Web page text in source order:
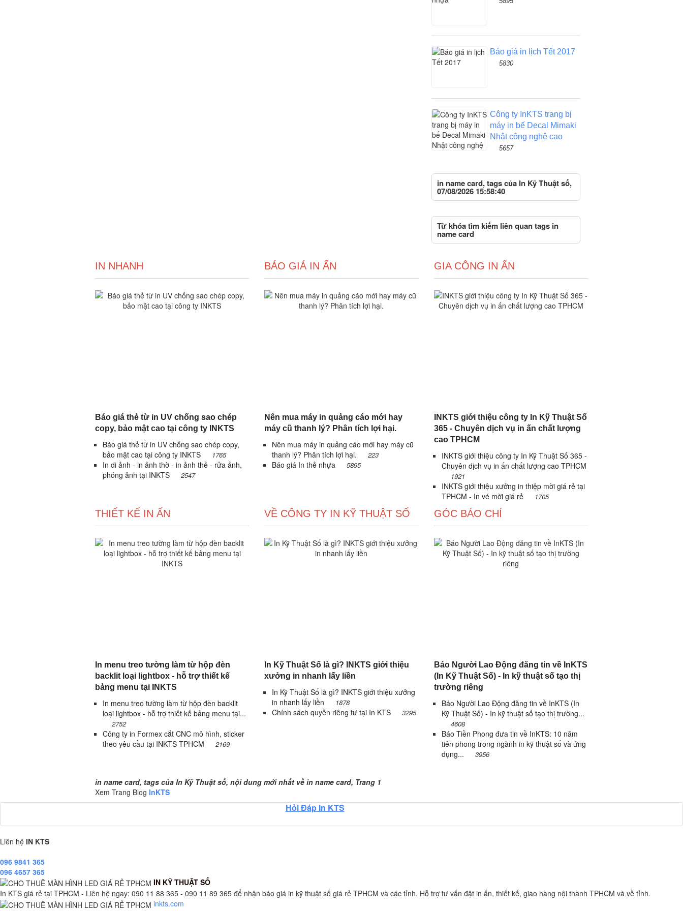
Báo giá in lịch Tết 2017
5830
Công ty InKTS trang bị
máy in bế Decal Mimaki
Nhật công nghệ cao
5657
in name card, tags của In Kỹ Thuật số,
07/08/2026 15:58:40
Từ khóa tìm kiếm liên quan tags in
name card
IN NHANH
Báo giá thẻ từ in UV chống sao chép
copy, bảo mật cao tại công ty INKTS
Báo giá thẻ từ in UV chống sao chép copy,
bảo mật cao tại công ty INKTS
1765
In di ảnh - in ảnh thờ - in ảnh thẻ - rửa ảnh,
phóng ảnh tại INKTS
2547
BÁO GIÁ IN ẤN
Nên mua máy in quảng cáo mới hay
máy cũ thanh lý? Phân tích lợi hại.
Nên mua máy in quảng cáo mới hay máy cũ
thanh lý? Phân tích lợi hại.
223
Báo giá In thẻ nhựa 5895
GIA CÔNG IN ẤN
INKTS giới thiệu công ty In Kỹ Thuật Số
365 - Chuyên dịch vụ in ấn chất lượng
cao TPHCM
INKTS giới thiệu công ty In Kỹ Thuật Số 365 -
Chuyên dịch vụ in ấn chất lượng cao TPHCM
1921
INKTS giới thiệu xưởng in thiệp mời giá rẻ tại
TPHCM - In vé mời giá rẻ
1705
THIẾT KẾ IN ẤN
In menu treo tường làm từ hộp đèn
backlit loại lightbox - hỗ trợ thiết kế
bảng menu tại INKTS
In menu treo tường làm từ hộp đèn backlit
loại lightbox - hỗ trợ thiết kế bảng menu tại...
2752
Công ty in Formex cắt CNC mô hình, sticker
theo yêu cầu tại INKTS TPHCM
2169
VỀ CÔNG TY IN KỸ THUẬT SỐ
In Kỹ Thuật Số là gì? INKTS giới thiệu
xưởng in nhanh lấy liền
In Kỹ Thuật Số là gì? INKTS giới thiệu xưởng
in nhanh lấy liền
1878
Chính sách quyền riêng tư tại In KTS 3295
GÓC BÁO CHÍ
Báo Người Lao Động đăng tin về InKTS
(In Kỹ Thuật Số) - In kỹ thuật số tạo thị
trường riêng
Báo Người Lao Động đăng tin về InKTS (In
Kỹ Thuật Số) - In kỹ thuật số tạo thị trường...
4608
Báo Tiền Phong đưa tin về InKTS: 10 năm
tiên phong trong ngành in kỹ thuật số và ứng
dụng...
3956
in name card, tags của In Kỹ Thuật số, nội dung mới nhất về in name card, Trang 1
Xem Trang Blog InKTS
Hỏi Đáp In KTS
Liên hệ IN KTS
096 9841 365
096 4657 365
IN KỸ THUẬT SỐ
In KTS giá rẻ tại TPHCM - Liên hệ ngay: 090 11 88 365 - 090 11 89 365 để nhận báo giá in kỹ thuật số giá rẻ TPHCM và các tỉnh. Hỗ trợ tư vấn đặt in ấn, thiết kế, giao hàng nội thành TPHCM và về tỉnh.
inkts.com